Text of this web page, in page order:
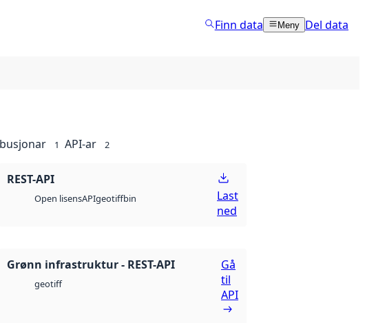
Finn data Meny Del data
1 API-ar 2
REST-API
Open lisensAPIgeotiffbin
Last
ned
Grønn infrastruktur - REST-API
geotiff
Gå
til
API